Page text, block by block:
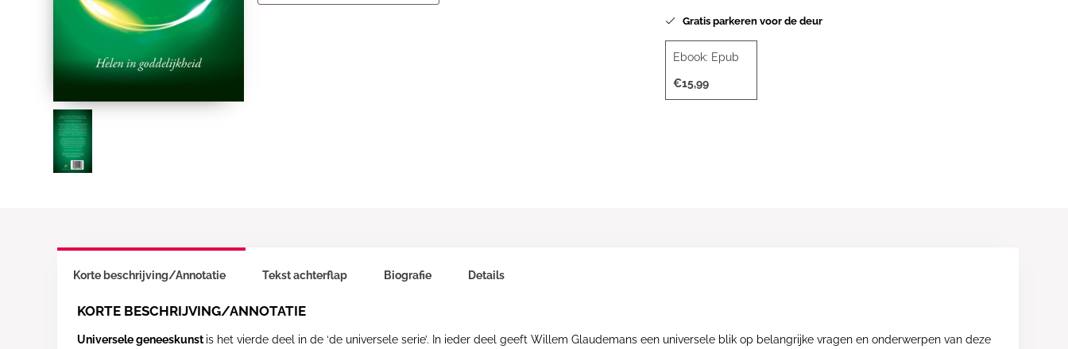
Gratis parkeren voor de deur
Ebook: Epub
€15,99
Korte beschrijving/Annotatie
KORTE BESCHRIJVING/ANNOTATIE
Universele geneeskunst is het vierde deel in de ‘de universele serie’. In ieder deel geeft Willem Glaudemans een universele blik op belangrijke vragen en onderwerpen van deze
Tekst achterflap Biografie Details